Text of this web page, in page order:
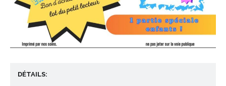
DÉTAILS: